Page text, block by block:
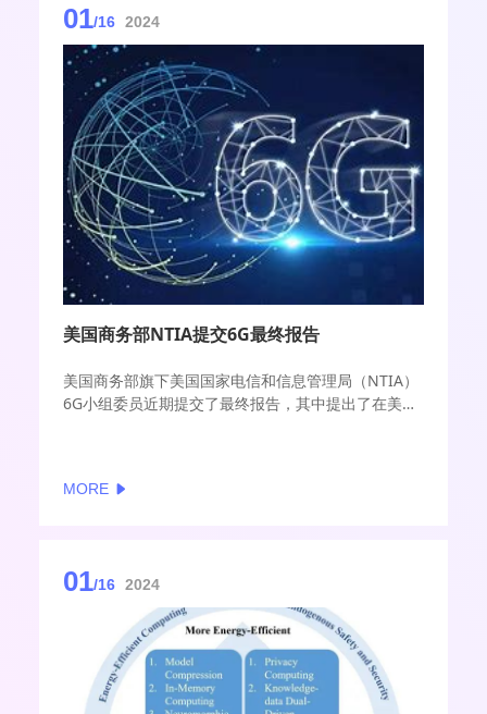
01/16 2024
美国商务部NTIA提交6G最终报告
美国商务部旗下美国国家电信和信息管理局（NTIA）
6G小组委员近期提交了最终报告，其中提出了在美国
MORE
01/16 2024